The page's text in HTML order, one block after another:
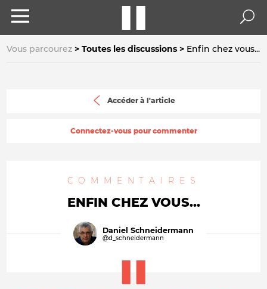
Vous parcourez Toutes les discussions Enfin chez vous...
Accéder à l'article
Connectez-vous pour commenter
COMMENTAIRES
ENFIN CHEZ VOUS...
Daniel Schneidermann
@d_schneidermann